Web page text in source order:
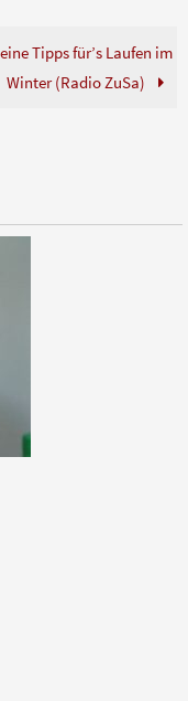
Tipps für’s Laufen im
Winter (Radio ZuSa)